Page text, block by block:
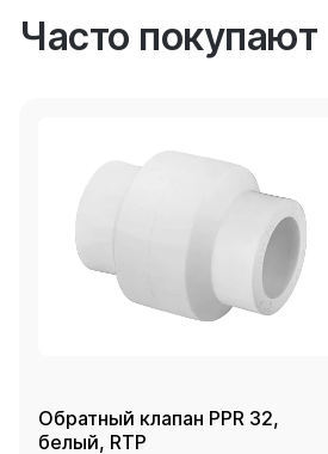
Часто покупают
Обратный клапан PPR 32,
белый, RTP